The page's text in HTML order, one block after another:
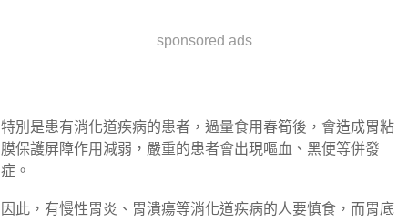
sponsored ads
特別是患有消化道疾病的患者，過量食用春筍後，會造成胃粘
膜保護屏障作用減弱，嚴重的患者會出現嘔血、黑便等併發
症。
因此，有慢性胃炎、胃潰瘍等消化道疾病的人要慎食，而胃底